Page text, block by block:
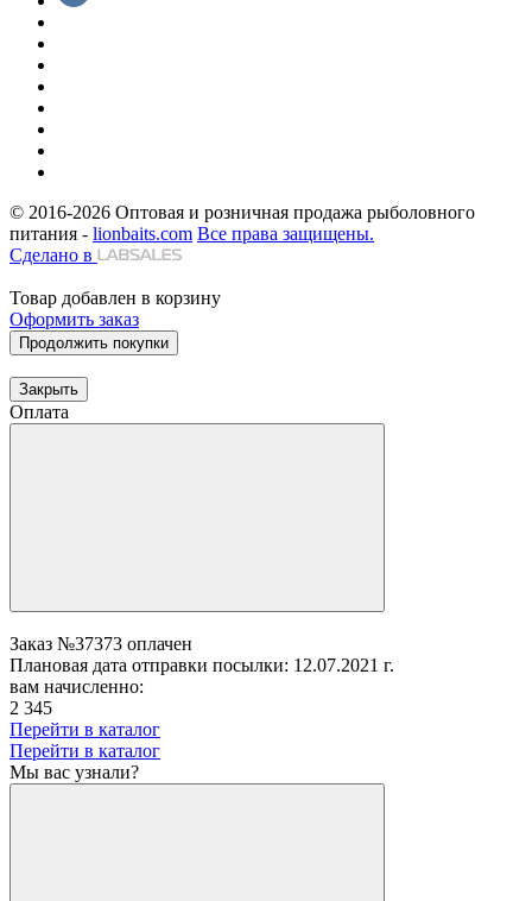
© 2016-2026 Оптовая и розничная продажа рыболовного
питания - lionbaits.com Все права защищены.
Сделано в
Товар добавлен в корзину
Оформить заказ
Продолжить покупки
Закрыть
Оплата
Заказ №37373 оплачен
Плановая дата отправки посылки: 12.07.2021 г.
вам начисленно:
2 345
Перейти в каталог
Перейти в каталог
Мы вас узнали?